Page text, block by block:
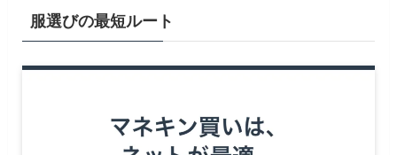
服選びの最短ルート